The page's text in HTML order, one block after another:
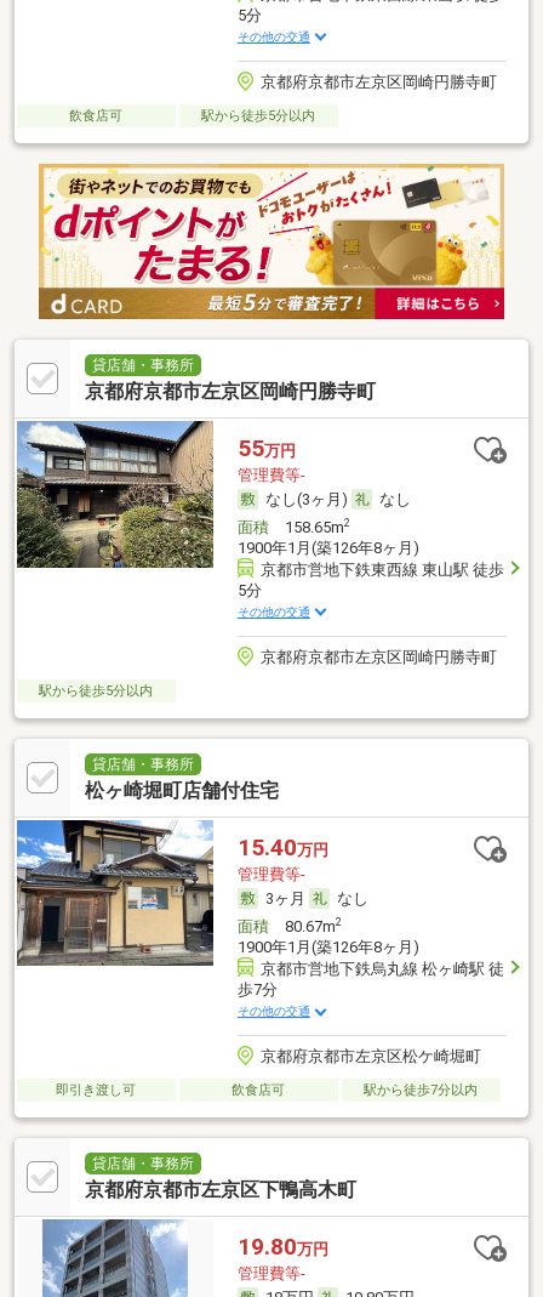
5分
その他の交通
京都府京都市左京区岡崎円勝寺町
飲食店可 駅から徒歩5分以内
貸店舗・事務所
京都府京都市左京区岡崎円勝寺町
55万円
管理費等-
なし(3ヶ月)
なし
面積158.65m2
1900年1月(築126年8ヶ月)
京都市営地下鉄東西線 東山駅 徒歩
5分
その他の交通
京都府京都市左京区岡崎円勝寺町
駅から徒歩5分以内
貸店舗・事務所
松ヶ崎堀町店舗付住宅
15.40万円
管理費等-
3ヶ月
なし
面積80.67m2
1900年1月(築126年8ヶ月)
京都市営地下鉄烏丸線 松ヶ崎駅 徒
歩7分
その他の交通
京都府京都市左京区松ケ崎堀町
即引き渡し可 飲食店可 駅から徒歩7分以内
貸店舗・事務所
京都府京都市左京区下鴨高木町
19.80万円
管理費等-